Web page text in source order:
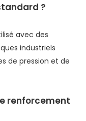
?
avec des
industriels
de pression et de
renforcement